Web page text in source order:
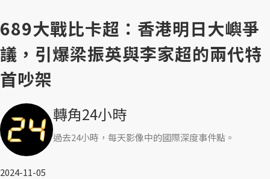
689大戰比卡超：香港明日大嶼爭
議，引爆梁振英與李家超的兩代特
首吵架
轉角24小時
過去24小時，每天影像中的國際深度事件點。
2024-11-05